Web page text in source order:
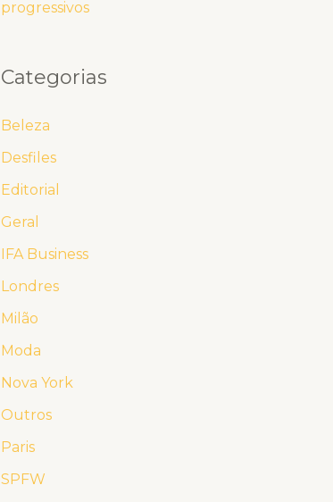
progressivos
Categorias
Beleza
Desfiles
Editorial
Geral
IFA Business
Londres
Milão
Moda
Nova York
Outros
Paris
SPFW